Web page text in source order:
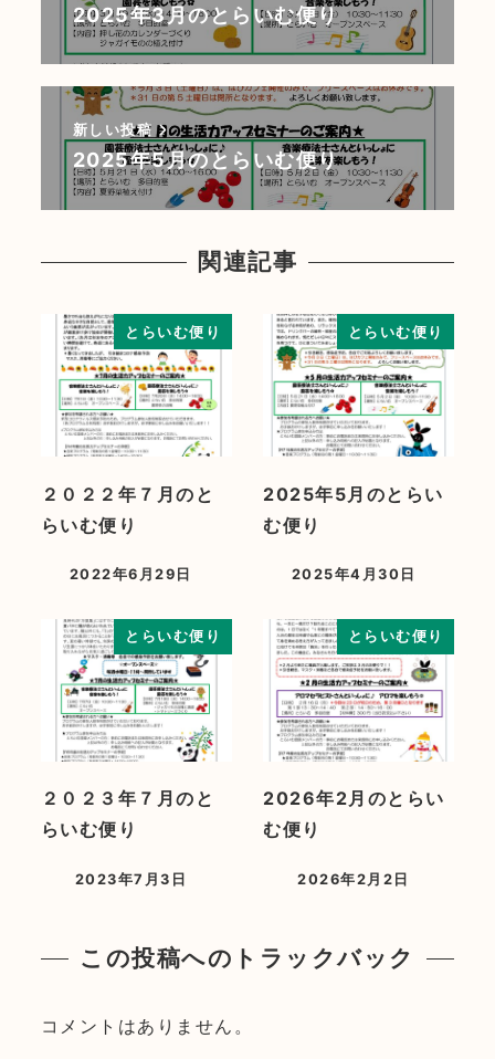
2025年3月のとらいむ便り
新しい投稿
2025年5月のとらいむ便り
関連記事
とらいむ便り
２０２２年７月のと
らいむ便り
2022年6月29日
とらいむ便り
2025年5月のとらい
む便り
2025年4月30日
とらいむ便り
２０２３年７月のと
らいむ便り
2023年7月3日
とらいむ便り
2026年2月のとらい
む便り
2026年2月2日
この投稿へのトラックバック
コメントはありません。